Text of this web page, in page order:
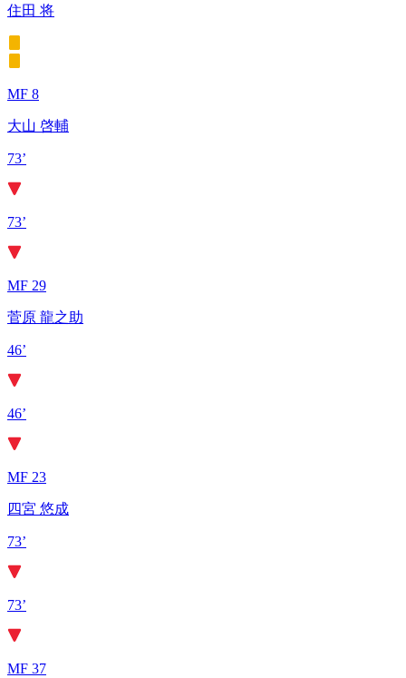
住田 将
MF 8
大山 啓輔
73’
73’
MF 29
菅原 龍之助
46’
46’
MF 23
四宮 悠成
73’
73’
MF 37